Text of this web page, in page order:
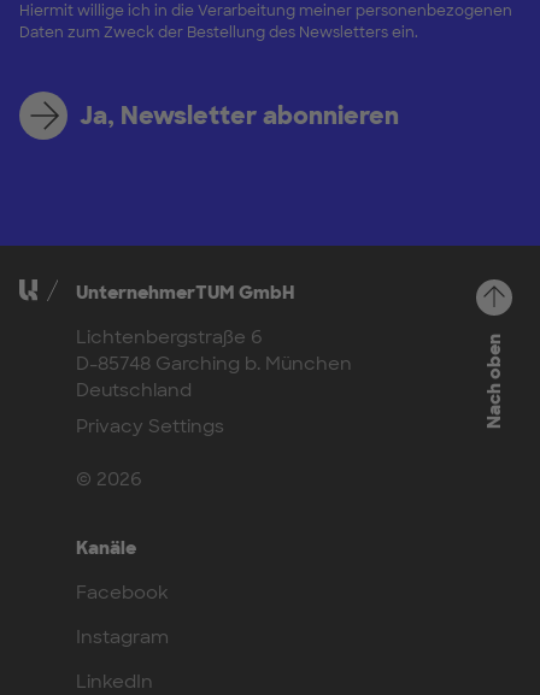
Hiermit willige ich in die Verarbeitung meiner personenbezogenen
Daten zum Zweck der Bestellung des Newsletters ein.
Ja, Newsletter abonnieren
UnternehmerTUM GmbH
Lichtenbergstraße 6
D-85748 Garching b. München
Deutschland
Privacy Settings
© 2026
Kanäle
Facebook
Instagram
LinkedIn
Nach oben